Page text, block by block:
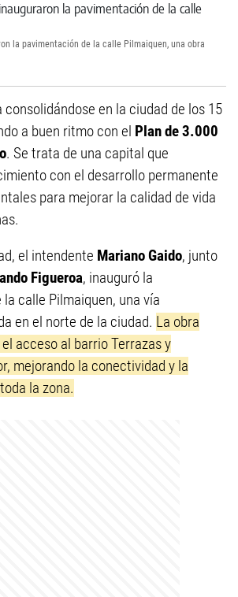
la pavimentación de la calle Pilmaiquen, una obra
consolidándose en la ciudad de los 15
a buen ritmo con el Plan de 3.000
. Se trata de una capital que
con el desarrollo permanente
para mejorar la calidad de vida
el intendente Mariano Gaido, junto
Figueroa, inauguró la
la calle Pilmaiquen, una vía
en el norte de la ciudad. La obra
acceso al barrio Terrazas y
mejorando la conectividad y la
la zona.